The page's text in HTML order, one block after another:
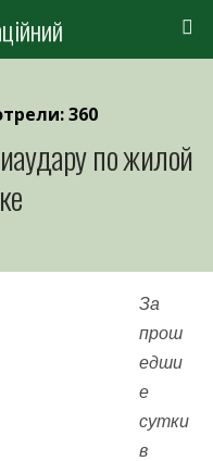
360
по жилой
За
прош
едши
е
сутки
в